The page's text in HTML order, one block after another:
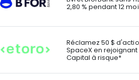
2,80 % pendant 12
Réclamez 50 $
SpaceX en rejoignant
Capital à risque*